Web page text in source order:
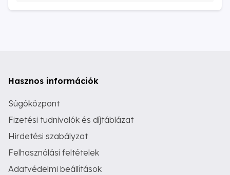
Hasznos információk
Súgóközpont
Fizetési tudnivalók és díjtáblázat
Hirdetési szabályzat
Felhasználási feltételek
Adatvédelmi beállítások